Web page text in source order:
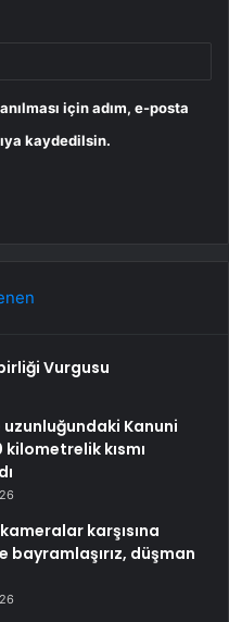
için adım, e-posta
kaydedilsin.
Vurgusu
Kanuni
kilometrelik kısmı
karşısına
bayramlaşırız, düşman